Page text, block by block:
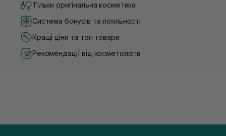
Тільки оригінальна косметика
Система бонусів та лояльності
Кращі ціни та топ товари
Рекомендації від косметологів